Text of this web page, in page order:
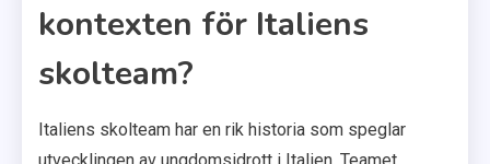
kontexten för Italiens
skolteam?
Italiens skolteam har en rik historia som speglar